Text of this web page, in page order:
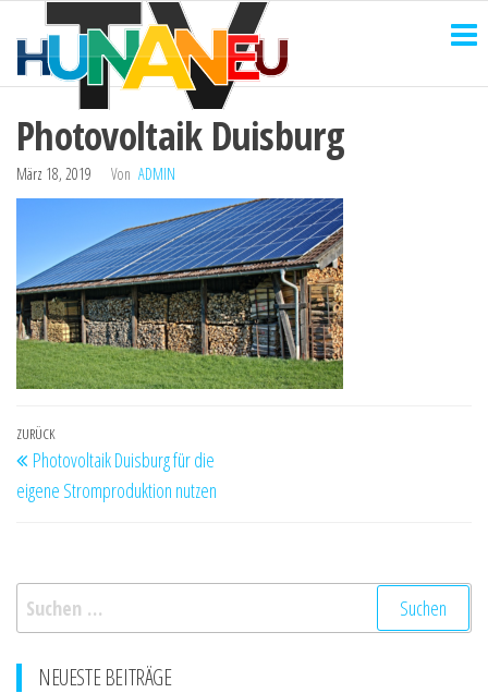
Inhalt
springen
Photovoltaik Duisburg
März 18, 2019 Von ADMIN
Beitragsnavigation
Vorheriger
Beitrag
ZURÜCK
Photovoltaik Duisburg für die
eigene Stromproduktion nutzen
Suchen
nach:
NEUESTE BEITRÄGE